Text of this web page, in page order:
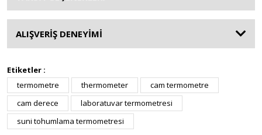
ALIŞVERİŞ DENEYİMİ
Etiketler :
termometre
thermometer
cam termometre
cam derece
laboratuvar termometresi
suni tohumlama termometresi